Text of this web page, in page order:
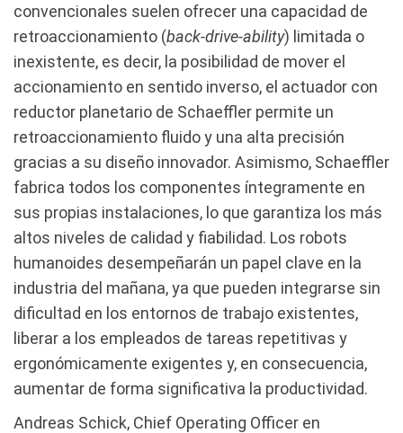
convencionales suelen ofrecer una capacidad de
retroaccionamiento (back-drive-ability) limitada o
inexistente, es decir, la posibilidad de mover el
accionamiento en sentido inverso, el actuador con
reductor planetario de Schaeffler permite un
retroaccionamiento fluido y una alta precisión
gracias a su diseño innovador. Asimismo, Schaeffler
fabrica todos los componentes íntegramente en
sus propias instalaciones, lo que garantiza los más
altos niveles de calidad y fiabilidad. Los robots
humanoides desempeñarán un papel clave en la
industria del mañana, ya que pueden integrarse sin
dificultad en los entornos de trabajo existentes,
liberar a los empleados de tareas repetitivas y
ergonómicamente exigentes y, en consecuencia,
aumentar de forma significativa la productividad.
Andreas Schick, Chief Operating Officer en